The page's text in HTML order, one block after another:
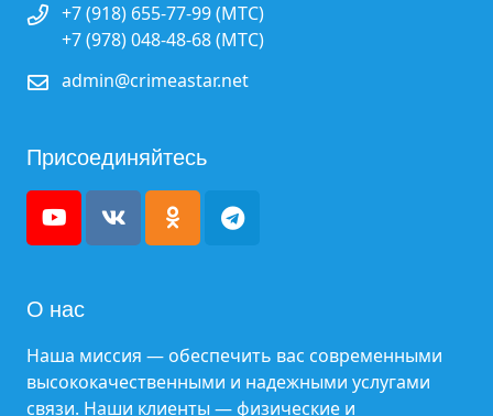
+7 (918) 655-77-99 (МТС)
+7 (978) 048-48-68 (МТС)
admin@crimeastar.net
Присоединяйтесь
О нас
Наша миссия — обеспечить вас современными
высококачественными и надежными услугами
связи. Наши клиенты — физические и